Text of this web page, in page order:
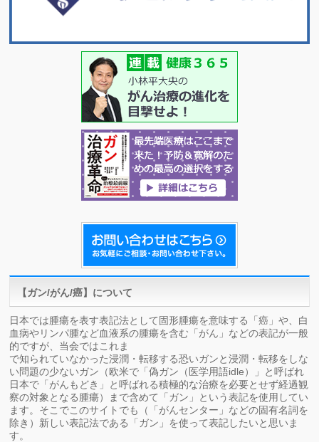
【ガン/がん/癌】について
日本では腫瘍を表す表記法として固形腫瘍を意味する「癌」や、白
血病やリンパ腫など血液系の腫瘍を含む「がん」などの表記が一般
的ですが、当会ではこれま
で知られていなかった浸潤・転移する恐いガンと浸潤・転移をしな
い問題の少ないガン（欧米で「偽ガン（医学用語idle）」と呼ばれ
日本で「がんもどき」と呼ばれる積極的な治療を必要とせず経過観
察の対象となる腫瘍）まで含めて「ガン」という表記を使用してい
ます。そこでこのサイトでも（「がんセンター」などの固有名詞を
除き）新しい表記法である「ガン」を使って表記したいと思いま
す。